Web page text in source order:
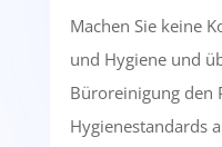
Machen Sie keine
und Hygiene und
Büroreinigung den
Hygienestandards